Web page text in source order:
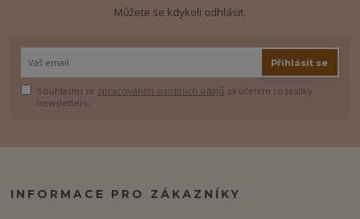
Můžete se kdykoli odhlásit.
Přihlásit se
Souhlasím se zpracováním osobních údajů za účelem rozesílky
newsletteru.
INFORMACE PRO ZÁKAZNÍKY